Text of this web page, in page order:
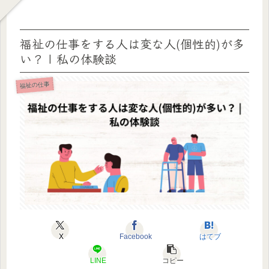
福祉の仕事をする人は変な人(個性的)が多
い？ | 私の体験談
福祉の仕事
X Facebook はてブ
LINE コピー